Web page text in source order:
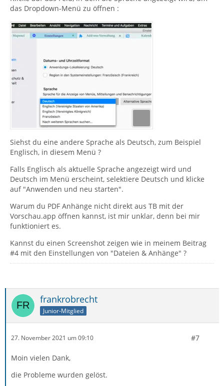
das Dropdown-Menü zu öffnen :
Siehst du eine andere Sprache als Deutsch, zum Beispiel
Englisch, in diesem Menü ?
Falls Englisch als aktuelle Sprache angezeigt wird und
Deutsch im Menü erscheint, selektiere Deutsch und klicke
auf "Anwenden und neu starten".
Warum du PDF Anhänge nicht direkt aus TB mit der
Vorschau.app öffnen kannst, ist mir unklar, denn bei mir
funktioniert es.
Kannst du einen Screenshot zeigen wie in meinem Beitrag
#4 mit den Einstellungen von "Dateien & Anhänge" ?
frankrobrecht
Junior-Mitglied
27. November 2021 um 09:10 #7
Moin vielen Dank,
die Probleme wurden gelöst.